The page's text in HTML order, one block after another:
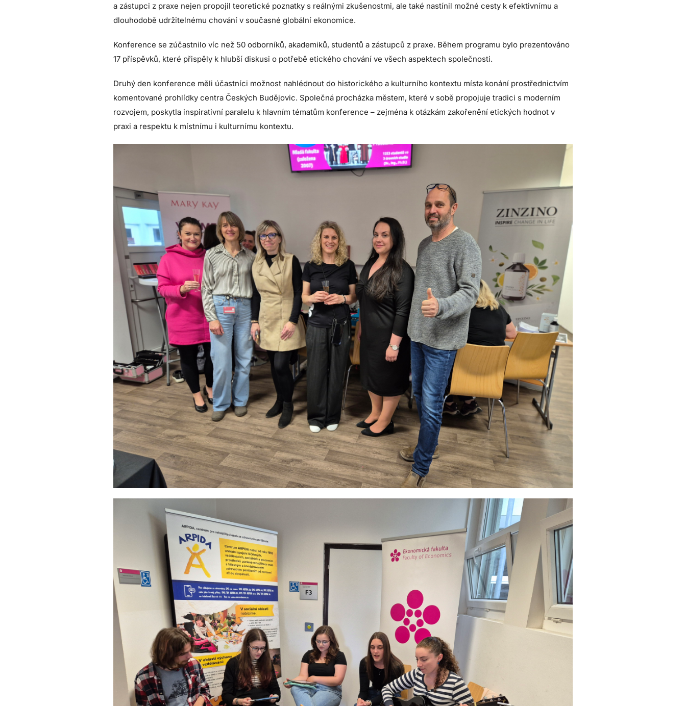
a zástupci z praxe nejen propojil teoretické poznatky s reálnými zkušenostmi, ale také nastínil možné cesty k efektivnímu a
dlouhodobě udržitelnému chování v současné globální ekonomice.
Konference se zúčastnilo víc než 50 odborníků, akademiků, studentů a zástupců z praxe. Během programu bylo prezentováno
17 příspěvků, které přispěly k hlubší diskusi o potřebě etického chování ve všech aspektech společnosti.
Druhý den konference měli účastníci možnost nahlédnout do historického a kulturního kontextu místa konání prostřednictvím
komentované prohlídky centra Českých Budějovic. Společná procházka městem, které v sobě propojuje tradici s moderním
rozvojem, poskytla inspirativní paralelu k hlavním tématům konference – zejména k otázkám zakořenění etických hodnot v
praxi a respektu k místnímu i kulturnímu kontextu.